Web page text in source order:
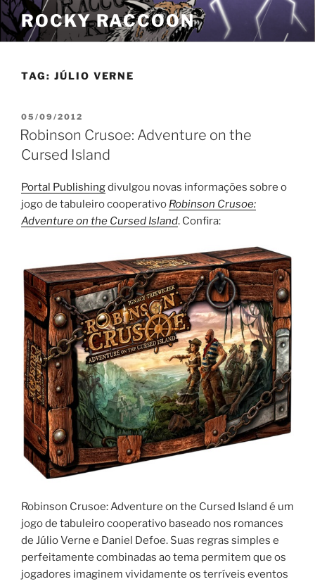
Pular
para
o
ROCKY RACCOON
TAG: JÚLIO VERNE
PUBLICADO
EM
05/09/2012
Robinson Crusoe: Adventure on the
Cursed Island
Portal Publishingdivulgou novas informações sobre o
jogo de tabuleiro cooperativo Robinson Crusoe:
Adventure on the Cursed Island. Confira:
Robinson Crusoe: Adventure on the Cursed Island é um
jogo de tabuleiro cooperativo baseado nos romances
de Júlio Verne e Daniel Defoe. Suas regras simples e
perfeitamente combinadas ao tema permitem que os
jogadores imaginem vividamente os terríveis eventos